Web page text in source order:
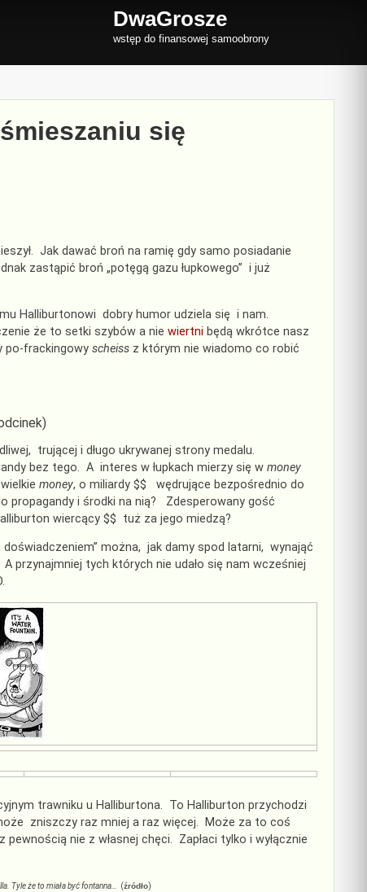
DwaGrosze
wstęp do finansowej samoobrony
się
Jak dawać broń na ramię gdy samo posiadanie
zastąpić broń „potęgą gazu łupkowego” i już
Halliburtonowi dobry humor udziela się i nam.
że to setki szybów a nie wiertni będą wkrótce nasz
po-frackingowy scheissz którym nie wiadomo co robić
trującej i długo ukrywanej strony medalu.
bez tego. A interes w łupkach mierzy się w money
money, o miliardy $$ wędrujące bezpośrednio do
propagandy i środki na nią? Zdesperowany gość
wiercący $$ tuż za jego miedzą?
można, jak damy spod latarni, wynająć
przynajmniej tych których nie udało się nam wcześniej
trawniku u Halliburtona. To Halliburton przychodzi
zniszczy raz mniej a raz więcej. Może za to coś
nie z własnej chęci. Zapłaci tylko i wyłącznie
Tyle że to miała być fontanna… (źródło)